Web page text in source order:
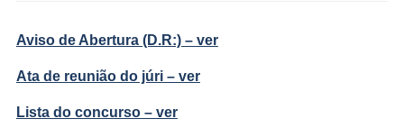
Aviso de Abertura (D.R:) – ver
Ata de reunião do júri – ver
Lista do concurso – ver